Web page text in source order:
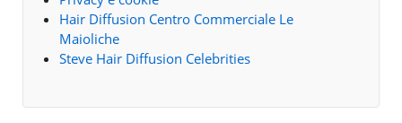
Hair Diffusion Centro Commerciale Le
Maioliche
Steve Hair Diffusion Celebrities